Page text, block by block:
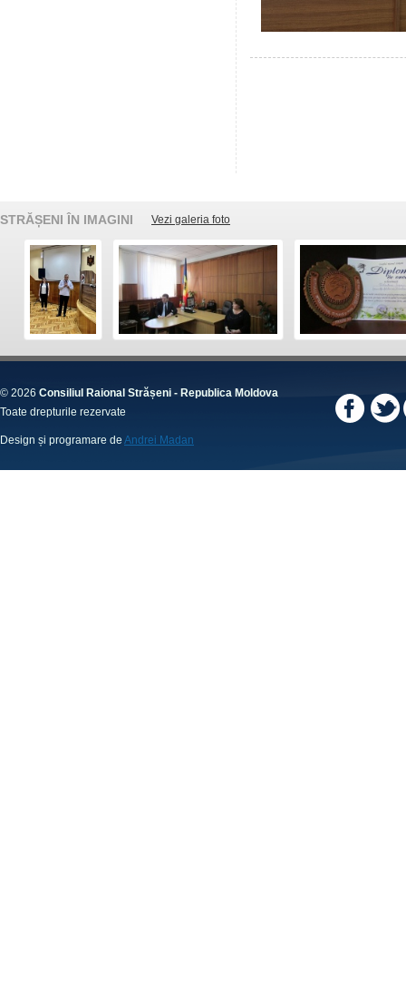
STRĂȘENI ÎN IMAGINI Vezi galeria foto
© 2026 Consiliul Raional Strășeni - Republica Moldova
Toate drepturile rezervate
Design și programare de Andrei Madan